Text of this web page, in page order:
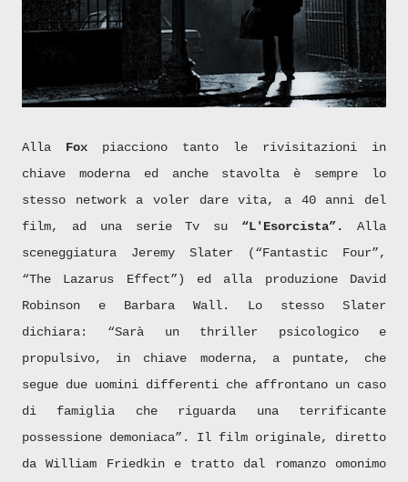
Alla Fox piacciono tanto le rivisitazioni in
chiave moderna ed anche stavolta è sempre lo
stesso network a voler dare vita, a 40 anni del
film, ad una serie Tv su “L'Esorcista”.
Alla
sceneggiatura Jeremy Slater (“Fantastic Four”,
“The Lazarus Effect”) ed alla produzione David
Robinson e Barbara Wall. Lo stesso Slater
dichiara: “Sarà un thriller psicologico e
propulsivo, in chiave moderna, a puntate, che
segue due uomini differenti che affrontano un caso
di famiglia che riguarda una terrificante
possessione demoniaca”.
Il film originale, diretto
da William Friedkin e tratto dal romanzo omonimo